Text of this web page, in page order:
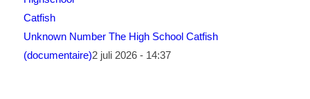
Unknown Number The High School Catfish
(documentaire)2 juli 2026 - 14:37